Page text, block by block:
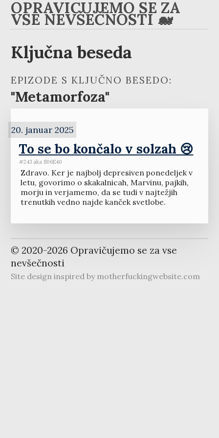
OPRAVIČUJEMO SE ZA
VSE NEVŠEČNOSTI 🐋
Ključna beseda
EPIZODE S KLJUČNO BESEDO:
"Metamorfoza"
20. januar 2025
To se bo končalo v solzah 😢
#243 aka S06E40
Zdravo. Ker je najbolj depresiven ponedeljek v
letu, govorimo o skakalnicah, Marvinu, pajkih,
morju in verjamemo, da se tudi v najtežjih
trenutkih vedno najde kanček svetlobe.
© 2020-2026 Opravičujemo se za vse
nevšečnosti
Site design inspired by motherfuckingwebsite.com